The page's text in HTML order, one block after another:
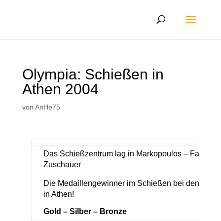
Olympia: Schießen in
Athen 2004
von AnHe75
Das Schießzentrum lag in Markopoulos –
Zuschauer
Die Medaillengewinner im Schießen bei den
in Athen!
Gold – Silber – Bronze